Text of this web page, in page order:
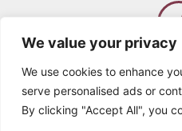
We value your privacy
We use cookies to enhance
serve personalised ads or
By clicking "Accept All", you
Δευτ – Τετ. –
Τρίτ. – Πέμπτ. –